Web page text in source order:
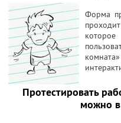
Форма
Протестировать
можно